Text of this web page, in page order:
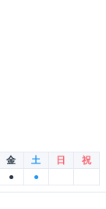
金 土 日
祝
● ●